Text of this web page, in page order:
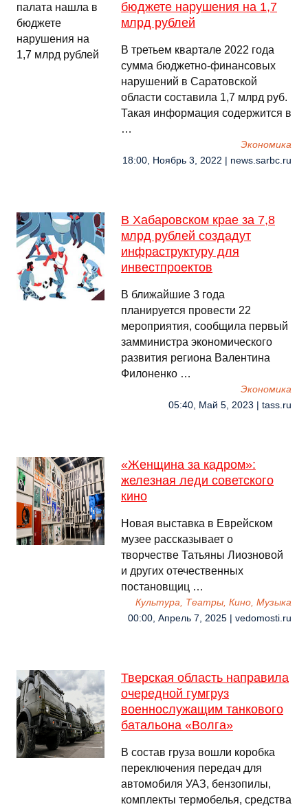
бюджете нарушения на 1,7
млрд рублей
В третьем квартале 2022 года
сумма бюджетно-финансовых
нарушений в Саратовской
области составила 1,7 млрд руб.
Такая информация содержится в
…
Экономика
18:00, Ноябрь 3, 2022 | news.sarbc.ru
В Хабаровском крае за 7,8
млрд рублей создадут
инфраструктуру для
инвестпроектов
В ближайшие 3 года
планируется провести 22
мероприятия, сообщила первый
замминистра экономического
развития региона Валентина
Филоненко …
Экономика
05:40, Май 5, 2023 | tass.ru
«Женщина за кадром»:
железная леди советского
кино
Новая выставка в Еврейском
музее рассказывает о
творчестве Татьяны Лиозновой
и других отечественных
постановщиц …
Культура, Театры, Кино, Музыка
00:00, Апрель 7, 2025 | vedomosti.ru
Тверская область направила
очередной гумгруз
военнослужащим танкового
батальона «Волга»
В состав груза вошли коробка
переключения передач для
автомобиля УАЗ, бензопилы,
комплекты термобелья, средства